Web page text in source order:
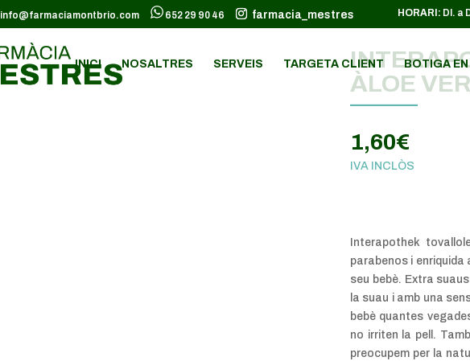
info@farmaciamontbrio.com 652 29 90 46 farmacia_mestres HORARI: Dl. a
INICI NOSALTRES SERVEIS TARGETA CLIENT BOTIGA
ÀLOE
1,60€
IVA INCLÒS
Interapothek
parabenos i enriquida
seu bebè. Extra
la suau i amb una
bebè quantes
no irriten la pell.
preocupem per la